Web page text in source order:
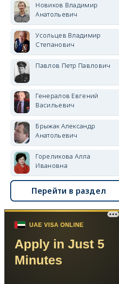
Новиков Владимир
Анатольевич
Усольцев Владимир
Степанович
Павлов Петр Павлович
Генералов Евгений
Васильевич
Брыжак Александр
Анатольевич
Гореликова Алла
Ивановна
Перейти в раздел